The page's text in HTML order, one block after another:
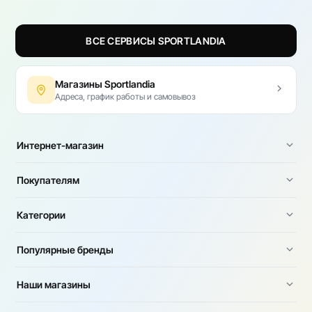
ВСЕ СЕРВИСЫ SPORTLANDIA
Магазины Sportlandia
Адреса, график работы и самовывоз
Интернет-магазин
Покупателям
Категории
Популярные бренды
Наши магазины